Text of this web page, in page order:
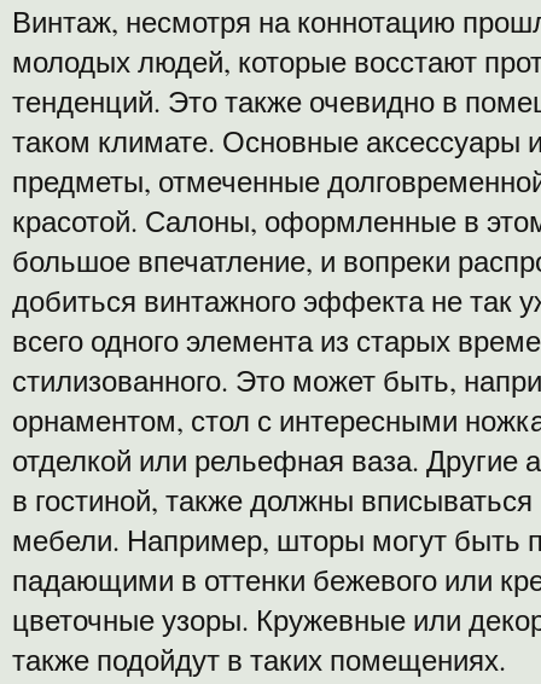
Винтаж, несмотря на коннотацию
молодых людей, которые восстают
тенденций. Это также очевидно в
таком климате. Основные аксессуары
предметы, отмеченные
красотой. Салоны, оформленные в
большое впечатление, и вопреки
добиться винтажного эффекта не так
всего одного элемента из старых
стилизованного. Это может быть,
орнаментом, стол с интересными
отделкой или рельефная ваза. Другие
в гостиной, также должны
мебели. Например, шторы могут быть
падающими в оттенки бежевого или
цветочные узоры. Кружевные или
также подойдут в таких помещениях.